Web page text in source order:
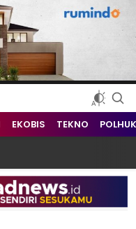
ini dari Indonesia dan Dunia
EKOBIS TEKNO